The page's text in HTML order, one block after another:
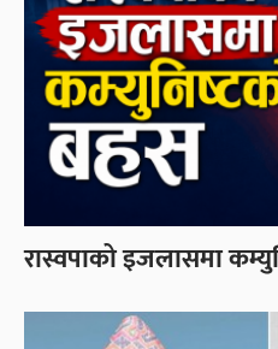
रास्वपाको इजलासमा